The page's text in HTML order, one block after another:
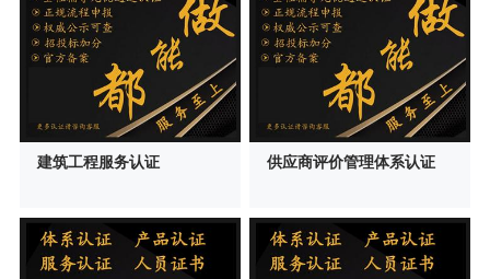
建筑工程服务认证 供应商评价管理体系认证